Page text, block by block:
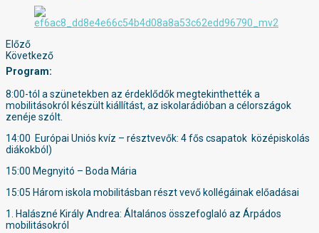
Előző
Következő
Program:
8:00-tól a szünetekben az érdeklődők megtekinthették a
mobilitásokról készült kiállítást, az iskolarádióban a célországok
zenéje szólt.
14:00 Európai Uniós kvíz – résztvevők: 4 fős csapatok középiskolás
diákokból)
15:00 Megnyitó – Boda Mária
15:05 Három iskola mobilitásban részt vevő kollégáinak előadásai
1. Halászné Király Andrea: Általános összefoglaló az Árpádos
mobilitásokról